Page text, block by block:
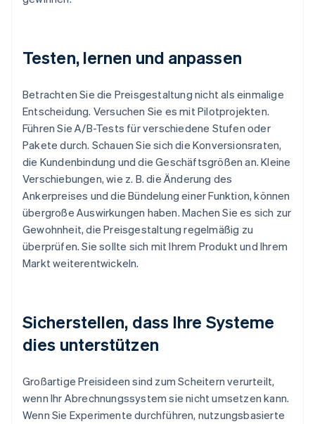
Testen, lernen und anpassen
Betrachten Sie die Preisgestaltung nicht als einmalige
Entscheidung. Versuchen Sie es mit Pilotprojekten.
Führen Sie A/B-Tests für verschiedene Stufen oder
Pakete durch. Schauen Sie sich die Konversionsraten,
die Kundenbindung und die Geschäftsgrößen an. Kleine
Verschiebungen, wie z. B. die Änderung des
Ankerpreises und die Bündelung einer Funktion, können
übergroße Auswirkungen haben. Machen Sie es sich zur
Gewohnheit, die Preisgestaltung regelmäßig zu
überprüfen. Sie sollte sich mit Ihrem Produkt und Ihrem
Markt weiterentwickeln.
Sicherstellen, dass Ihre Systeme
dies unterstützen
Großartige Preisideen sind zum Scheitern verurteilt,
wenn Ihr Abrechnungssystem sie nicht umsetzen kann.
Wenn Sie Experimente durchführen, nutzungsbasierte